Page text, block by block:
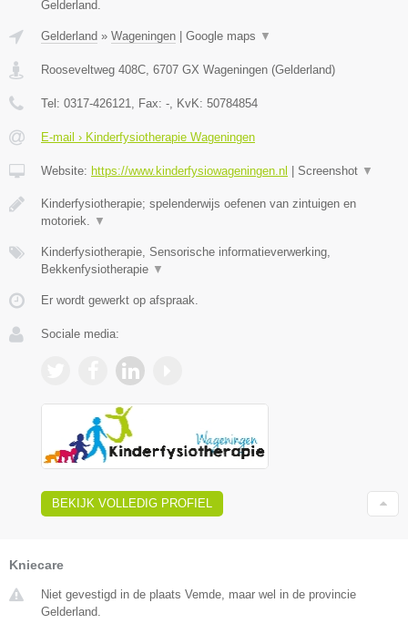
Gelderland.
Gelderland » Wageningen Google maps ▼
Rooseveltweg 408C, 6707 GX Wageningen (Gelderland)
Tel: 0317-426121, Fax: -, KvK: 50784854
E-mail › Kinderfysiotherapie Wageningen
Website: https://www.kinderfysiowageningen.nl Screenshot ▼
Kinderfysiotherapie; spelenderwijs oefenen van zintuigen en
motoriek. ▼
Kinderfysiotherapie, Sensorische informatieverwerking,
Bekkenfysiotherapie ▼
Er wordt gewerkt op afspraak.
Sociale media:
BEKIJK VOLLEDIG PROFIEL
Kniecare
Niet gevestigd in de plaats Vemde, maar wel in de provincie
Gelderland.